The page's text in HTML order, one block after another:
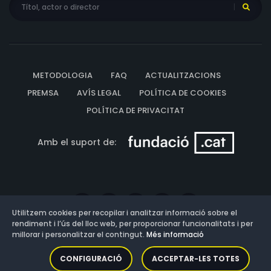
METODOLOGIA FAQ
ACTUALITZACIONS
PREMSA
AVÍS LEGAL
POLÍTICA DE COOKIES
POLÍTICA DE PRIVACITAT
Amb el suport de:
Versió: 3.13.0.202607011342
Utilitzem cookies per recopilar i analitzar informació sobre el
rendiment i l’ús del lloc web, per proporcionar funcionalitats i per
millorar i personalitzar el contingut. Més informació
CONFIGURACIÓ ACCEPTAR-LES TOTES